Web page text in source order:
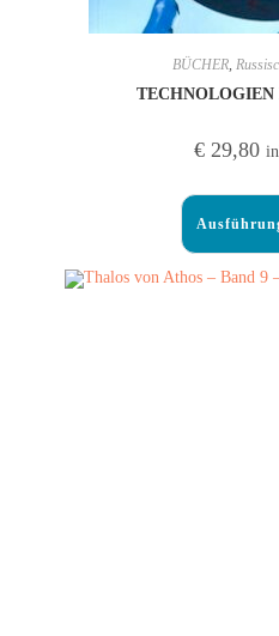
BÜCHER,
TECHNOLOGIEN
€29,80